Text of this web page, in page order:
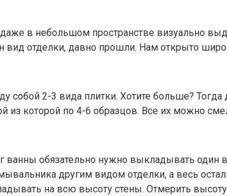
в небольшом пространстве визуально
вид отделки, давно прошли. Нам открыто
собой 2-3 вида плитки. Хотите больше?
из которой по 4-6 образцов. Все их можно
ванны обязательно нужно выкладывать
другим видом отделки, а весь
на всю высоту стены. Отмерить